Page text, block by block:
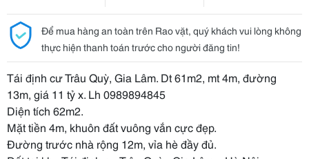
Để mua hàng an toàn trên Rao vặt, quý khách vui lòng không
thực hiện thanh toán trước cho người đăng tin!
Tái định cư Trâu Quỳ, Gia Lâm. Dt 61m2, mt 4m, đường
13m, giá 11 tỷ x. Lh 0989894845
Diện tích 62m2.
Mặt tiền 4m, khuôn đất vuông vắn cực đẹp.
Đường trước nhà rộng 12m, vỉa hè đầy đủ.